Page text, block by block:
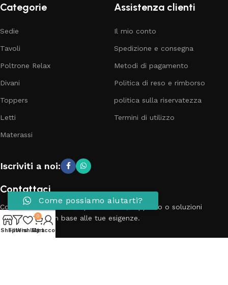
Categorie
Sedie
Tavoli
Poltrone Relax
Divani
Toppers
Letti
Materassi
Assistenza clienti
Il mio conto
Spedizione e consegna
Metodi di pagamento
Politica di reso e rimborso
politica sulla riservatezza
Termini di utilizzo
Iscriviti a noi:
Contattaci
Contatta il nostro team per richieste, supporto o soluzioni
personalizzate in base alle tue esigenze.
Telefono: 3881798899
ShopFilters
Wishlist
0
Cart
My account
Come possiamo aiutarti?